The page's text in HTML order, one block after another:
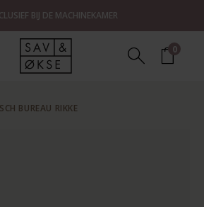
BIJ DE MACHINEKAMER
0
BUREAU RIKKE